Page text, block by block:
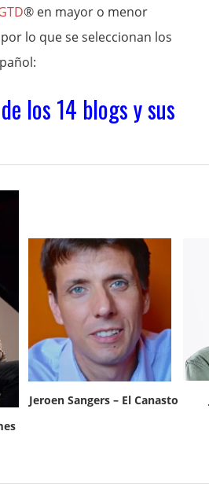
® en mayor o menor
lo que se seleccionan los
los 14 blogs y sus
Jeroen Sangers – El Canasto